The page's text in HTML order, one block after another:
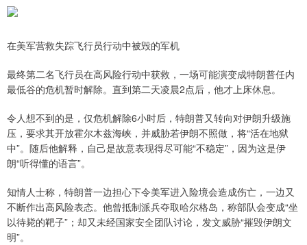
在美军营救失踪飞行员行动中被毁的军机
最终第二名飞行员在高风险行动中获救，一场可能演变成特朗普任内
最低谷的危机暂时解除。直到第二天凌晨2点后，他才上床休息。
令人想不到的是，仅危机解除6小时后，特朗普又转向对伊朗升级施
压，要求其开放霍尔木兹海峡，并威胁若伊朗不照做，将“活在地狱
中”。随后他解释，自己是故意表现得尽可能“不稳定”，因为这是伊
朗“听得懂的语言”。
知情人士称，特朗普一边担心下令美军进入险境会造成伤亡，一边又
不断作出高风险表态。他曾抵制派兵夺取哈尔格岛，称部队会变成“坐
以待毙的靶子”；却又未经国家安全团队讨论，发文威胁“摧毁伊朗文
明”。